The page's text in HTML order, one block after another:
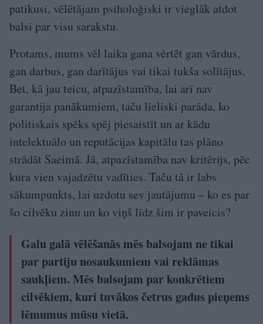
patikusi, vēlētājam psiholoģiski ir vieglāk atdot
balsi par visu sarakstu.
Protams, mums vēl laika gana vērtēt gan vārdus,
gan darbus, gan darītājus vai tikai tukša solītājus.
Bet, kā jau teicu, atpazīstamība, lai arī nav
garantija panākumiem, taču lieliski parāda, ko
politiskais spēks spēj piesaistīt un ar kādu
intelektuālo un reputācijas kapitālu tas plāno
strādāt Saeimā. Jā, atpazīstamība nav kritērijs, pēc
kura vien vajadzētu vadīties. Taču tā ir labs
sākumpunkts, lai uzdotu sev jautājumu – ko es par
šo cilvēku zinu un ko viņš līdz šim ir paveicis?
Galu galā vēlēšanās mēs balsojam ne tikai
par partiju nosaukumiem vai reklāmas
saukļiem. Mēs balsojam par konkrētiem
cilvēkiem, kuri tuvākos četrus gadus pieņems
lēmumus mūsu vietā.